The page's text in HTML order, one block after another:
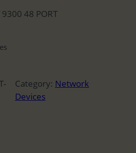
9300 48 PORT
Category: Network
Devices